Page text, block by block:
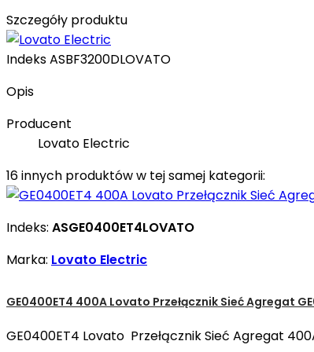
Szczegóły produktu
IndeksASBF3200DLOVATO
Opis
Producent
Lovato Electric
16 innych produktów w tej samej kategorii:
Indeks: ASGE0400ET4LOVATO
Marka: Lovato Electric
GE0400ET4 400A Lovato Przełącznik Sieć Agregat
GE0400ET4 Lovato Przełącznik Sieć Agregat